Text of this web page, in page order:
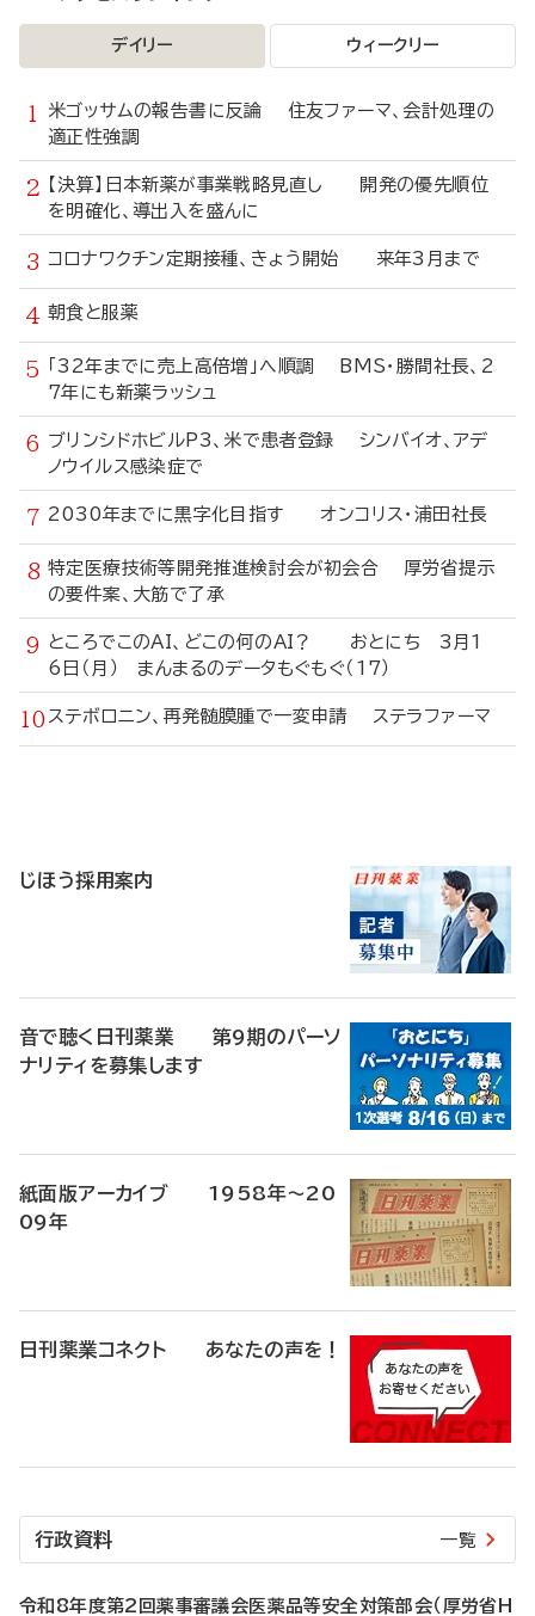
デイリー ウィークリー
米ゴッサムの報告書に反論 住友ファーマ、会計処理の
適正性強調
【決算】日本新薬が事業戦略見直し 開発の優先順位
を明確化、導出入を盛んに
コロナワクチン定期接種、きょう開始 来年3月まで
朝食と服薬
「32年までに売上高倍増」へ順調 BMS・勝間社長、2
7年にも新薬ラッシュ
ブリンシドホビルP3、米で患者登録 シンバイオ、アデ
ノウイルス感染症で
2030年までに黒字化目指す オンコリス・浦田社長
特定医療技術等開発推進検討会が初会合 厚労省提示
の要件案、大筋で了承
ところでこのAI、どこの何のAI？ おとにち 3月1
6日（月） まんまるのデータもぐもぐ（17）
ステボロニン、再発髄膜腫で一変申請 ステラファーマ
じほう採用案内
音で聴く日刊薬業 第9期のパーソ
ナリティを募集します
紙面版アーカイブ 1958年～20
09年
日刊薬業コネクト あなたの声を！
行政資料 一覧
令和8年度第2回薬事審議会医薬品等安全対策部会（厚労省H